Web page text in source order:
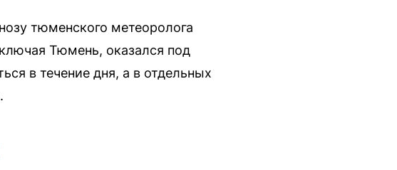
тюменского метеоролога
Тюмень, оказался под
в течение дня, а в отдельных